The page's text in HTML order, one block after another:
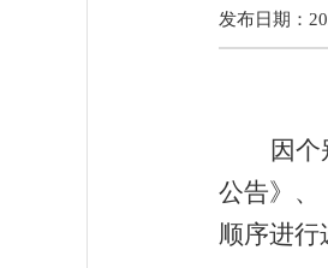
发布日期：
因
公告》 、
顺序进行